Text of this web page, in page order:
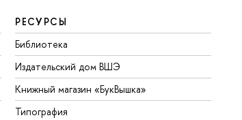
РЕСУРСЫ
Библиотека
Издательский дом ВШЭ
Книжный магазин «БукВышка»
Типография